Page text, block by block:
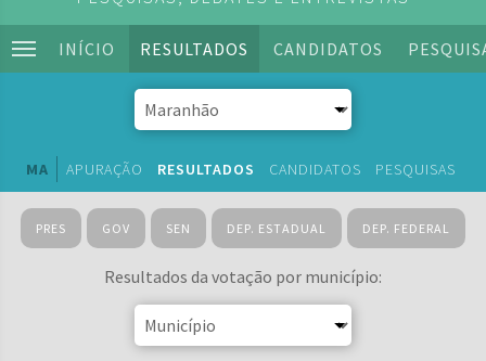
INÍCIO RESULTADOS CANDIDATOS
MA APURAÇÃO RESULTADOS CANDIDATOS PESQUISAS
PRES GOV SEN DEP. ESTADUAL DEP. FEDERAL
Resultados da votação por município: